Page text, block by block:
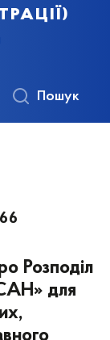
Пошук
Розподіл
для